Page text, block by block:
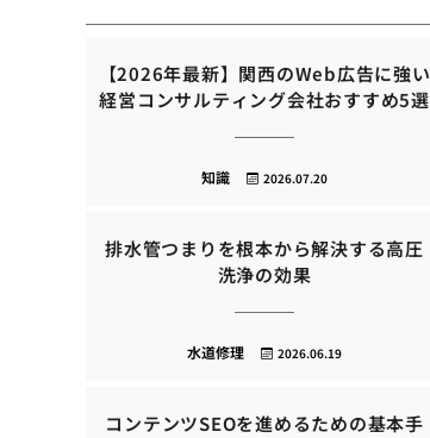
【2026年最新】関西のWeb広告に強い
経営コンサルティング会社おすすめ5選
2026.07.20
知識
排水管つまりを根本から解決する高圧
洗浄の効果
2026.06.19
水道修理
コンテンツSEOを進めるための基本手